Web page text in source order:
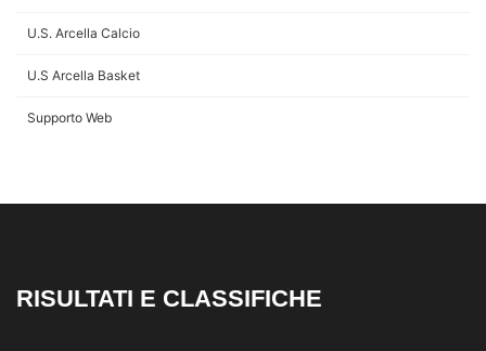
U.S. Arcella Calcio
U.S Arcella Basket
Supporto Web
RISULTATI E CLASSIFICHE